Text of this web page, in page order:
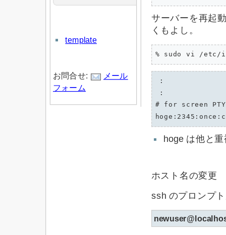
template
お問合せ:
メール
フォーム
サーバーを再起
くもよし。
% sudo vi /etc/
:
:
# for screen
hoge は他と
ホスト名の変更
ssh のプロンプ